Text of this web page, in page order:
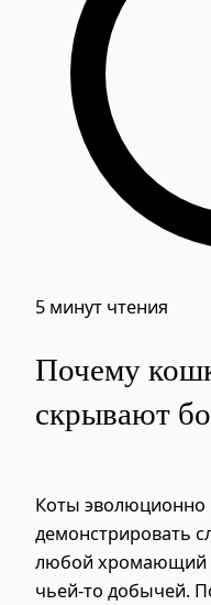
5 минут чтения
Почему
скрывают
Коты эволюционно
демонстрировать
любой хромающий
чьей‑то добычей.